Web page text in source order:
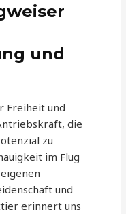
und
Freiheit und
die
zu
im Flug
und
erinnert uns